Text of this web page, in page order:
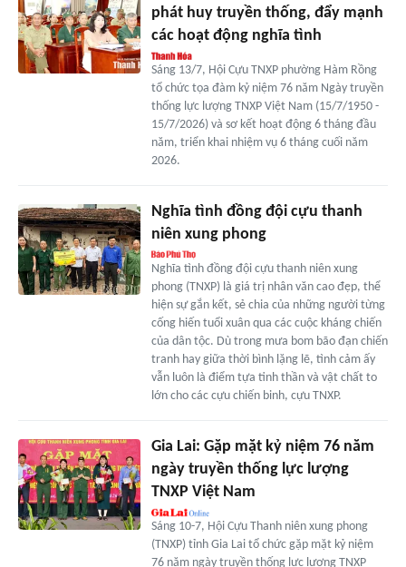
phát huy truyền thống, đẩy mạnh
các hoạt động nghĩa tình
Sáng 13/7, Hội Cựu TNXP phường Hàm Rồng
tổ chức tọa đàm kỷ niệm 76 năm Ngày truyền
thống lực lượng TNXP Việt Nam (15/7/1950 -
15/7/2026) và sơ kết hoạt động 6 tháng đầu
năm, triển khai nhiệm vụ 6 tháng cuối năm
2026.
Nghĩa tình đồng đội cựu thanh
niên xung phong
Nghĩa tình đồng đội cựu thanh niên xung
phong (TNXP) là giá trị nhân văn cao đẹp, thể
hiện sự gắn kết, sẻ chia của những người từng
cống hiến tuổi xuân qua các cuộc kháng chiến
của dân tộc. Dù trong mưa bom bão đạn chiến
tranh hay giữa thời bình lặng lẽ, tình cảm ấy
vẫn luôn là điểm tựa tinh thần và vật chất to
lớn cho các cựu chiến binh, cựu TNXP.
Gia Lai: Gặp mặt kỷ niệm 76 năm
ngày truyền thống lực lượng
TNXP Việt Nam
Sáng 10-7, Hội Cựu Thanh niên xung phong
(TNXP) tỉnh Gia Lai tổ chức gặp mặt kỷ niệm
76 năm ngày truyền thống lực lượng TNXP